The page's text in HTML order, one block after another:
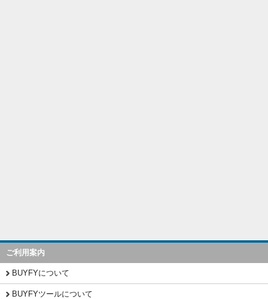
ご利用案内
BUYFYについて
BUYFYツールについて